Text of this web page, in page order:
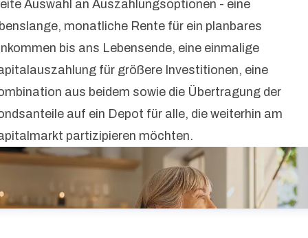
Auswahl an Auszahlungsoptionen - eine
monatliche Rente für ein planbares
bis ans Lebensende, eine einmalige
für größere Investitionen, eine
aus beidem sowie die Übertragung der
auf ein Depot für alle, die weiterhin am
partizipieren möchten.